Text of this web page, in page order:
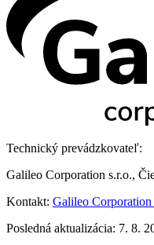
Technický prevádzkovateľ:
Galileo Corporation s.r.o.,
Kontakt: Galileo Corporation
Posledná aktualizácia: 7. 8.